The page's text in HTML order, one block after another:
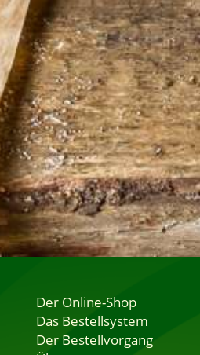
Der Online-Shop
Das Bestellsystem
Der Bestellvorgang